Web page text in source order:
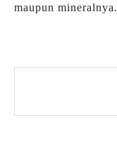
maupun mineralnya.